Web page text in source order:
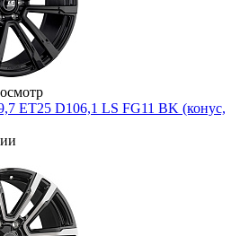
ET25 D106,1 LS FG11 BK (конус,